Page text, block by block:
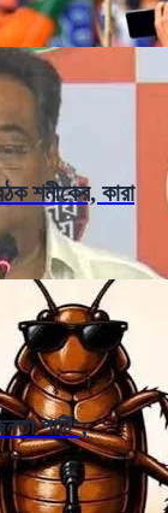
শমীকের, কারা
পার্টি’;